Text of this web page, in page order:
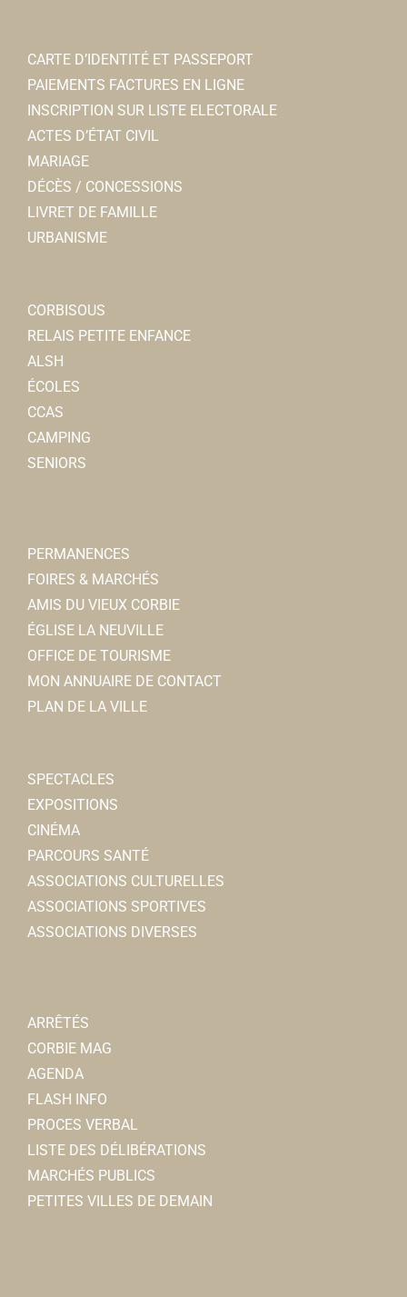
CARTE D’IDENTITÉ ET PASSEPORT
PAIEMENTS FACTURES EN LIGNE
INSCRIPTION SUR LISTE ELECTORALE
ACTES D’ÉTAT CIVIL
MARIAGE
DÉCÈS / CONCESSIONS
LIVRET DE FAMILLE
URBANISME
CORBISOUS
RELAIS PETITE ENFANCE
ALSH
ÉCOLES
CCAS
CAMPING
SENIORS
PERMANENCES
FOIRES & MARCHÉS
AMIS DU VIEUX CORBIE
ÉGLISE LA NEUVILLE
OFFICE DE TOURISME
MON ANNUAIRE DE CONTACT
PLAN DE LA VILLE
SPECTACLES
EXPOSITIONS
CINÉMA
PARCOURS SANTÉ
ASSOCIATIONS CULTURELLES
ASSOCIATIONS SPORTIVES
ASSOCIATIONS DIVERSES
ARRÊTÉS
CORBIE MAG
AGENDA
FLASH INFO
PROCES VERBAL
LISTE DES DÉLIBÉRATIONS
MARCHÉS PUBLICS
PETITES VILLES DE DEMAIN